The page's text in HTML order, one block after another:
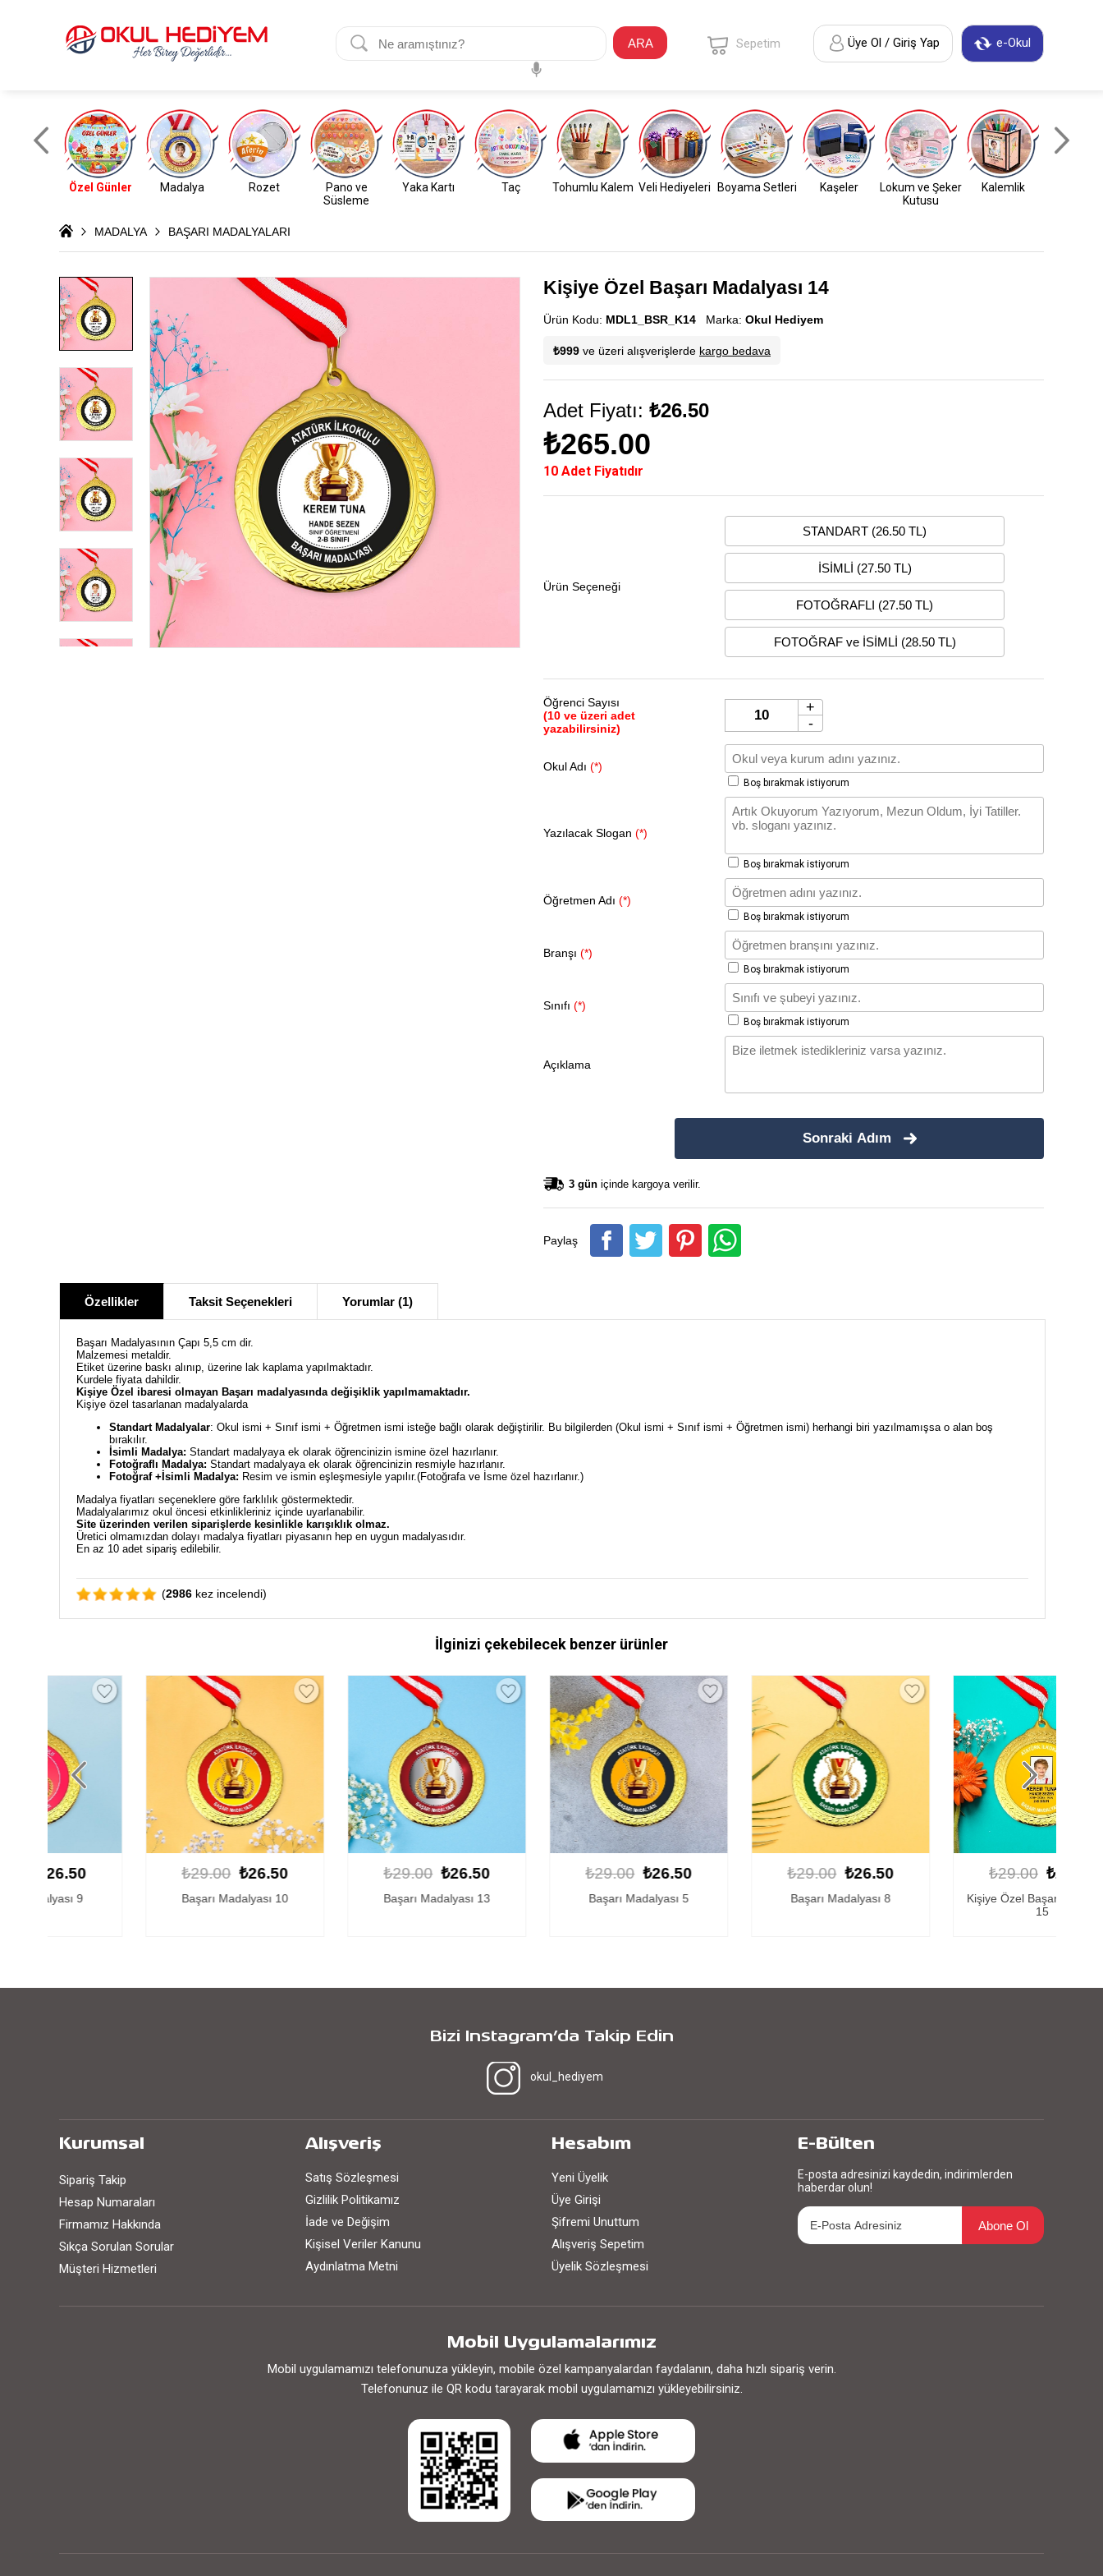
ARA e-Okul
Üye Ol / Giriş Yap
Sepetim
Özel Günler Madalya Rozet
Pano ve
Süsleme
Yaka Kartı Taç Tohumlu Kalem Veli Hediyeleri Boyama Setleri Kaşeler
Lokum ve Şeker
Kutusu
Kalemlik
MADALYA BAŞARI MADALYALARI
Kişiye Özel Başarı Madalyası 14
Ürün Kodu: MDL1_BSR_K14 Marka: Okul Hediyem
₺999 ve üzeri alışverişlerde kargo bedava
Adet Fiyatı: ₺26.50
₺265.00
10 Adet Fiyatıdır
Ürün Seçeneği
STANDART (26.50 TL)
İSİMLİ (27.50 TL)
FOTOĞRAFLI (27.50 TL)
FOTOĞRAF ve İSİMLİ (28.50 TL)
Öğrenci Sayısı
(10 ve üzeri adet
yazabilirsiniz)
+
-
Okul Adı (*)
Boş bırakmak istiyorum
Yazılacak Slogan (*)
Boş bırakmak istiyorum
Öğretmen Adı (*)
Boş bırakmak istiyorum
Branşı (*)
Boş bırakmak istiyorum
Sınıfı (*)
Boş bırakmak istiyorum
Açıklama
Sonraki Adım
3 gün içinde kargoya verilir.
Paylaş
Özellikler Taksit Seçenekleri Yorumlar (1)
Başarı Madalyasının Çapı 5,5 cm dir.
Malzemesi metaldir.
Etiket üzerine baskı alınıp, üzerine lak kaplama yapılmaktadır.
Kurdele fiyata dahildir.
Kişiye Özel ibaresi olmayan Başarı madalyasında değişiklik yapılmamaktadır.
Kişiye özel tasarlanan madalyalarda
Standart Madalyalar: Okul ismi + Sınıf ismi + Öğretmen ismi isteğe bağlı olarak değiştirilir. Bu bilgilerden (Okul ismi + Sınıf ismi + Öğretmen ismi) herhangi biri yazılmamışsa o alan boş
bırakılır.
İsimli Madalya: Standart madalyaya ek olarak öğrencinizin ismine özel hazırlanır.
Fotoğraflı Madalya: Standart madalyaya ek olarak öğrencinizin resmiyle hazırlanır.
Fotoğraf +İsimli Madalya: Resim ve ismin eşleşmesiyle yapılır.(Fotoğrafa ve İsme özel hazırlanır.)
Madalya fiyatları seçeneklere göre farklılık göstermektedir.
Madalyalarımız okul öncesi etkinlikleriniz içinde uyarlanabilir.
Site üzerinden verilen siparişlerde kesinlikle karışıklık olmaz.
Üretici olmamızdan dolayı madalya fiyatları piyasanın hep en uygun madalyasıdır.
En az 10 adet sipariş edilebilir.
(2986 kez incelendi)
İlginizi çekebilecek benzer ürünler
₺26.50
Başarı Madalyası 10
₺26.50
Başarı Madalyası 13
₺26.50
Başarı Madalyası 5
₺26.50
Başarı Madalyası 8
₺26.50
Kişiye Özel Başarı Madalyası
Bizi Instagram’da Takip Edin
okul_hediyem
Kurumsal
Sipariş Takip
Hesap Numaraları
Firmamız Hakkında
Sıkça Sorulan Sorular
Müşteri Hizmetleri
Alışveriş
Satış Sözleşmesi
Gizlilik Politikamız
İade ve Değişim
Kişisel Veriler Kanunu
Aydınlatma Metni
Hesabım
Yeni Üyelik
Üye Girişi
Şifremi Unuttum
Alışveriş Sepetim
Üyelik Sözleşmesi
E-Bülten
E-posta adresinizi kaydedin, indirimlerden
haberdar olun!
Abone Ol
Mobil Uygulamalarımız
Mobil uygulamamızı telefonunuza yükleyin, mobile özel kampanyalardan faydalanın, daha hızlı sipariş verin.
Telefonunuz ile QR kodu tarayarak mobil uygulamamızı yükleyebilirsiniz.